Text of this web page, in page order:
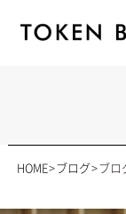
HOME ブログ ブ